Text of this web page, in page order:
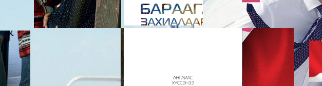
Дэлхийн брэндийг хэдхэн хоногт